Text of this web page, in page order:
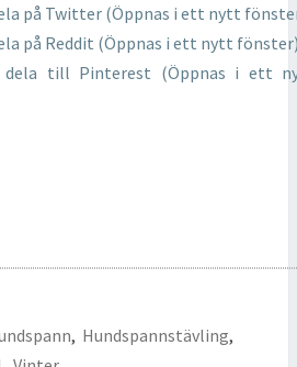
på Twitter (Öppnas i ett nytt
på Reddit (Öppnas i ett nytt
till Pinterest (Öppnas i ett
, Hundspannstävling,